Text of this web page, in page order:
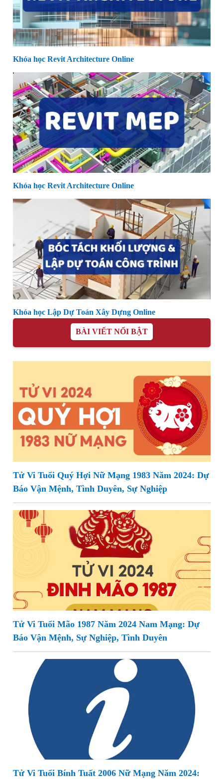
Khóa học Revit Architecture Online
Khóa học Revit Architecture Online
Khóa học Lập Dự Toán Xây Dựng Online
BÀI VIẾT NỔI BẬT
Tử Vi Tuổi Quý Hợi Nữ Mạng 1983 Năm 2024: Dự
Báo Vận Mệnh, Tình Duyên, Sự Nghiệp
Tử Vi Tuổi Mão 1987 Năm 2024 Nam Mạng: Dự
Báo Vận Mệnh, Sự Nghiệp, Tình Duyên
Tử Vi Tuổi Bính Tuất 2006 Nữ Mạng Năm 2024: